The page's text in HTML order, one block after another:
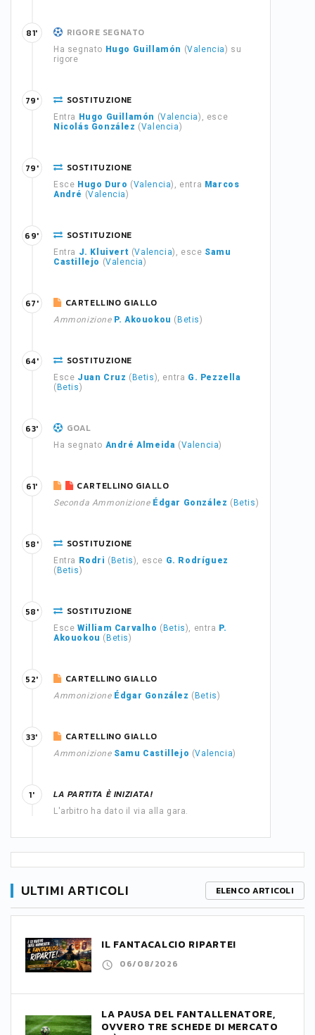
RIGORE SEGNATO
Ha segnato Hugo Guillamón (Valencia) su
rigore
81'
SOSTITUZIONE
Entra Hugo Guillamón (Valencia), esce
Nicolás González (Valencia)
79'
SOSTITUZIONE
Esce Hugo Duro (Valencia), entra Marcos
André (Valencia)
79'
SOSTITUZIONE
Entra J. Kluivert (Valencia), esce Samu
Castillejo (Valencia)
69'
CARTELLINO GIALLO
Ammonizione P. Akouokou ( Betis)
67'
SOSTITUZIONE
Esce Juan Cruz ( Betis), entra G. Pezzella
( Betis)
64'
GOAL
Ha segnato André Almeida (Valencia)
63'
CARTELLINO GIALLO
Seconda Ammonizione Édgar González ( Betis)
61'
SOSTITUZIONE
Entra Rodri ( Betis), esce G. Rodríguez
( Betis)
58'
SOSTITUZIONE
Esce William Carvalho ( Betis), entra P.
Akouokou ( Betis)
58'
CARTELLINO GIALLO
Ammonizione Édgar González ( Betis)
52'
CARTELLINO GIALLO
Ammonizione Samu Castillejo (Valencia)
33'
LA PARTITA È INIZIATA!
L'arbitro ha dato il via alla gara.
1'
ULTIMI ARTICOLI ELENCO ARTICOLI
IL FANTACALCIO RIPARTE!
06/08/2026
LA PAUSA DEL FANTALLENATORE,
OVVERO TRE SCHEDE DI MERCATO